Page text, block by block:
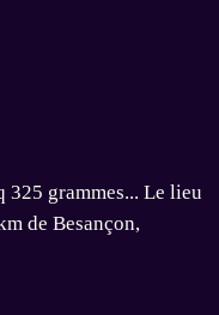
grammes... Le lieu
de Besançon,